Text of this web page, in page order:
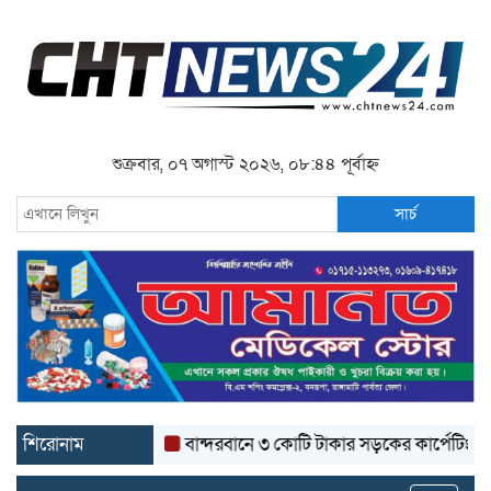
শুক্রবার, ০৭ অগাস্ট ২০২৬, ০৮:৪৪ পূর্বাহ্ন
সার্চ
শিরোনাম বান্দরবানে ৩ কোটি টাকার সড়কের কার্পেটিং উঠে